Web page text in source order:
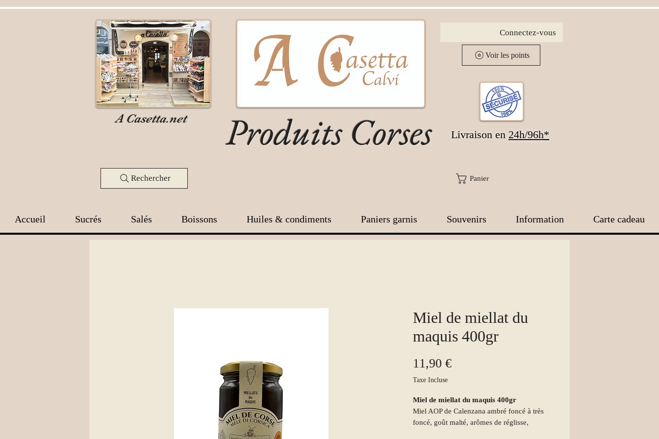
A Casetta.net Produits Corses
Connectez-vous
Voir les points
Livraison en 24h/96h*
Rechercher Panier
Miel de miellat du
maquis 400gr
11,90 €Prix
Taxe Incluse
Miel de miellat du maquis 400gr
Miel AOP de Calenzana ambré foncé à très
foncé, goût malté, arômes de réglisse,
Accueil Sucrés Salés Boissons Huiles & condiments Paniers garnis Souvenirs Information Carte cadeau